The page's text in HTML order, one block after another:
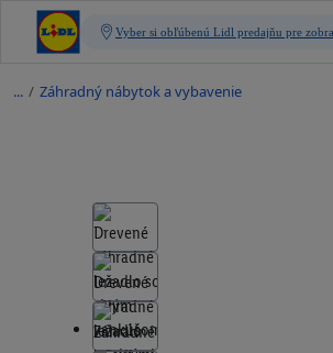
/ Záhradný nábytok a vybavenie